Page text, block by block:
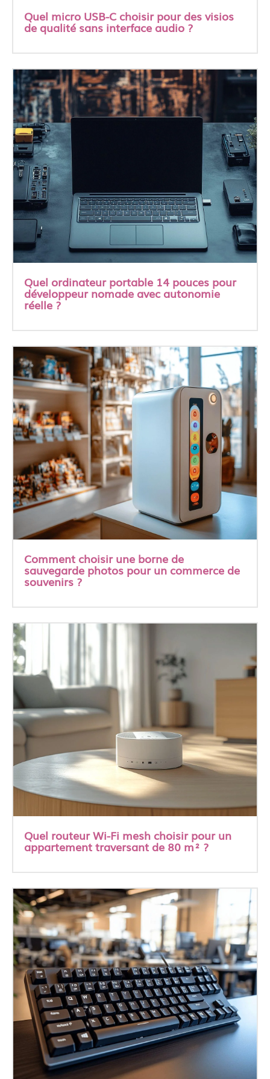
Quel micro USB-C choisir pour des visios
de qualité sans interface audio ?
Quel ordinateur portable 14 pouces pour
développeur nomade avec autonomie
réelle ?
Comment choisir une borne de
sauvegarde photos pour un commerce de
souvenirs ?
Quel routeur Wi-Fi mesh choisir pour un
appartement traversant de 80 m² ?